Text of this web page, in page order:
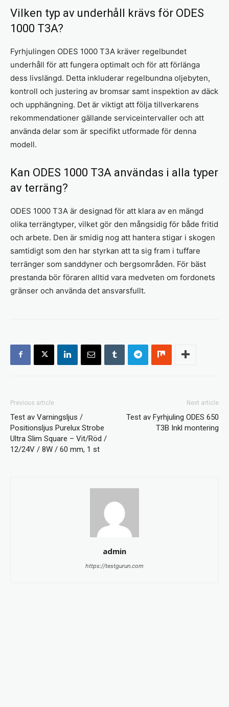
Vilken typ av underhåll krävs för ODES
1000 T3A?
Fyrhjulingen ODES 1000 T3A kräver regelbundet
underhåll för att fungera optimalt och för att förlänga
dess livslängd. Detta inkluderar regelbundna oljebyten,
kontroll och justering av bromsar samt inspektion av däck
och upphängning. Det är viktigt att följa tillverkarens
rekommendationer gällande serviceintervaller och att
använda delar som är specifikt utformade för denna
modell.
Kan ODES 1000 T3A användas i alla typer
av terräng?
ODES 1000 T3A är designad för att klara av en mängd
olika terrängtyper, vilket gör den mångsidig för både fritid
och arbete. Den är smidig nog att hantera stigar i skogen
samtidigt som den har styrkan att ta sig fram i tuffare
terränger som sanddyner och bergsområden. För bäst
prestanda bör föraren alltid vara medveten om fordonets
gränser och använda det ansvarsfullt.
Previous article
Test av Varningsljus /
Positionsljus Purelux Strobe
Ultra Slim Square – Vit/Röd /
12/24V / 8W / 60 mm, 1 st
Next article
Test av Fyrhjuling ODES 650
T3B Inkl montering
admin
https://testgurun.com